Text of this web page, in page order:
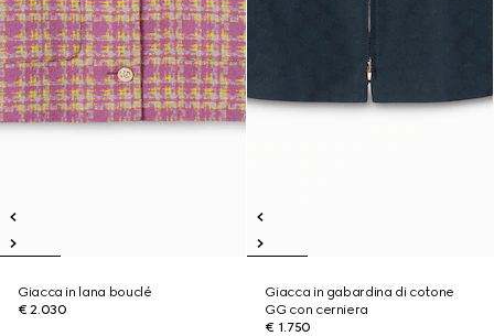
Giacca in lana bouclé
€ 2.030
Giacca in gabardina di cotone
GG con cerniera
€ 1.750